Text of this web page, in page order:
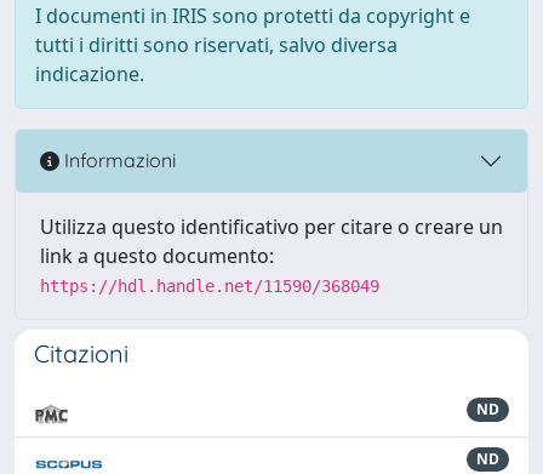
I documenti in IRIS sono protetti da copyright e
tutti i diritti sono riservati, salvo diversa
indicazione.
Informazioni
Utilizza questo identificativo per citare o creare un
link a questo documento:
https://hdl.handle.net/11590/368049
Citazioni
ND
ND